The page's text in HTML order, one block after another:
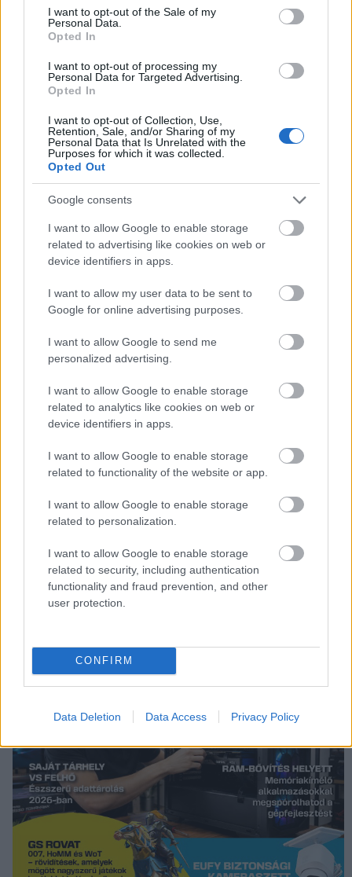
consent section.
I want to opt-out of the Sale of my
Personal Data.
Opted In
I want to opt-out of processing my
Personal Data for Targeted Advertising.
Opted In
I want to opt-out of Collection, Use,
Retention, Sale, and/or Sharing of my
Personal Data that Is Unrelated with the
Purposes for which it was collected.
Opted Out
Google consents
I want to allow Google to enable storage
related to advertising like cookies on web or
device identifiers in apps.
I want to allow my user data to be sent to
Google for online advertising purposes.
I want to allow Google to send me
personalized advertising.
I want to allow Google to enable storage
related to analytics like cookies on web or
device identifiers in apps.
I want to allow Google to enable storage
related to functionality of the website or app.
I want to allow Google to enable storage
related to personalization.
I want to allow Google to enable storage
related to security, including authentication
functionality and fraud prevention, and other
user protection.
CONFIRM
Data Deletion Data Access Privacy Policy
Félmilliárd forintos fejlesztést hajt
Jogvédő csoportok az invazív
betiltására szólítanak fel
Biztonság| 2021.06.11 18:51
Flört a drónnal
Maestro| 2014.11.19 08:16
Go Digital!
Licenc-békeszerződést kötött az
Tech| 2011.01.11 13:01
LEGFRISSEBB PCW